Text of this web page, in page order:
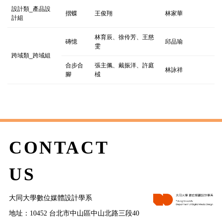
設計類_產品設
計組
摺蝶 王俊翔 林家華
跨域類_跨域組
磚憶
林育辰、徐伶芳、王慈
雯
邱品瑜
合步合
腳
張主佩、戴振洋、許庭
棫
林詠祥
CONTACT
US
大同大學數位媒體設計學系
地址：10452 台北市中山區中山北路三段40